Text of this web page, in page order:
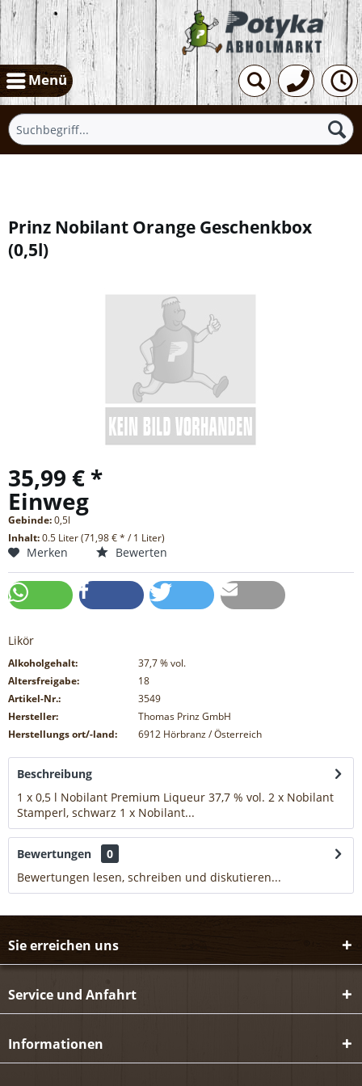
Menü
Prinz Nobilant Orange Geschenkbox
(0,5l)
35,99 € *
Einweg
Gebinde:0,5l
Inhalt:0.5 Liter (71,98 € * / 1 Liter)
Merken Bewerten
Likör
Alkoholgehalt: 37,7% vol.
Altersfreigabe:
18
Artikel-Nr.:
3549
Hersteller:
Thomas Prinz GmbH
Herstellungs ort/-land:
6912 Hörbranz / Österreich
Beschreibung
1 x 0,5 l Nobilant Premium Liqueur 37,7 % vol. 2 x Nobilant
Stamperl, schwarz 1 x Nobilant...
Bewertungen
0
Bewertungen lesen, schreiben und diskutieren...
Sie erreichen uns
Service und Anfahrt
Informationen